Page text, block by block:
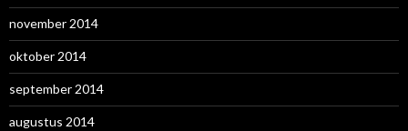
november 2014
oktober 2014
september 2014
augustus 2014